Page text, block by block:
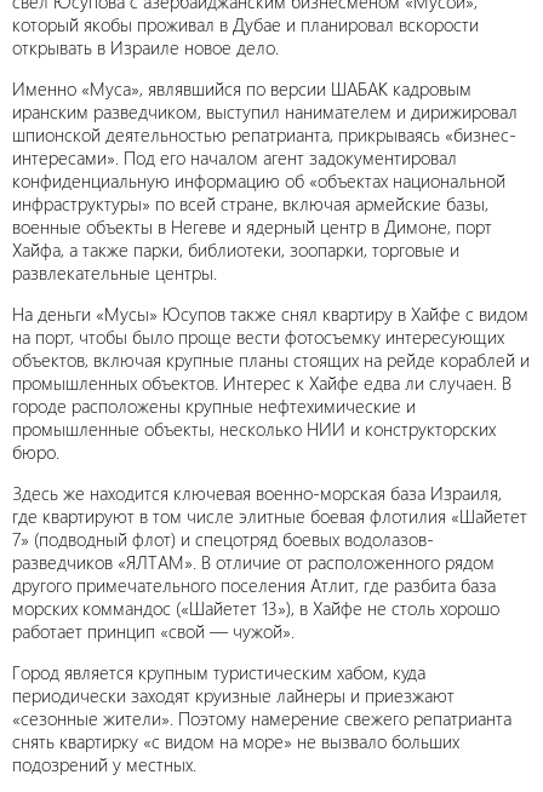
который якобы проживал в Дубае и планировал вскорости
открывать в Израиле новое дело.
Именно «Муса», являвшийся по версии ШАБАК кадровым
иранским разведчиком, выступил нанимателем и дирижировал
шпионской деятельностью репатрианта, прикрываясь «бизнес-
интересами». Под его началом агент задокументировал
конфиденциальную информацию об «объектах национальной
инфраструктуры» по всей стране, включая армейские базы,
военные объекты в Негеве и ядерный центр в Димоне, порт
Хайфа, а также парки, библиотеки, зоопарки, торговые и
развлекательные центры.
На деньги «Мусы» Юсупов также снял квартиру в Хайфе с видом
на порт, чтобы было проще вести фотосъемку интересующих
объектов, включая крупные планы стоящих на рейде кораблей и
промышленных объектов. Интерес к Хайфе едва ли случаен. В
городе расположены крупные нефтехимические и
промышленные объекты, несколько НИИ и конструкторских
бюро.
Здесь же находится ключевая военно-морская база Израиля,
где квартируют в том числе элитные боевая флотилия «Шайетет
7» (подводный флот) и спецотряд боевых водолазов-
разведчиков «ЯЛТАМ». В отличие от расположенного рядом
другого примечательного поселения Атлит, где разбита база
морских коммандос («Шайетет 13»), в Хайфе не столь хорошо
работает принцип «свой — чужой».
Город является крупным туристическим хабом, куда
периодически заходят круизные лайнеры и приезжают
«сезонные жители». Поэтому намерение свежего репатрианта
снять квартирку «с видом на море» не вызвало больших
подозрений у местных.